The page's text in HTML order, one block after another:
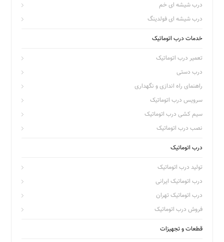
درب شیشه ای خم
درب شیشه ای فولدینگ
خدمات درب اتوماتیک
تعمیر درب اتوماتیک
درب دستی
راهنمای راه اندازی و نگهداری
سرویس درب اتوماتیک
سیم کشی درب اتوماتیک
نصب درب اتوماتیک
درب اتوماتیک
تولید درب اتوماتیک
درب اتوماتیک ایرانی
درب اتوماتیک تهران
فروش درب اتوماتیک
قطعات و تجهیزات